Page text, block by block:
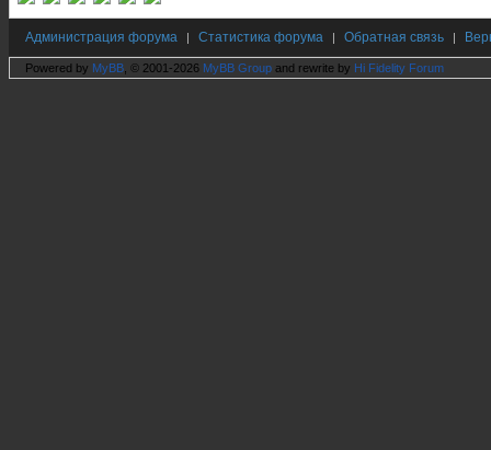
Администрация форума | Статистика форума | Обратная связь |
Powered by MyBB , © 2001-2026 MyBB Group and rewrite by Hi Fidelity Forum